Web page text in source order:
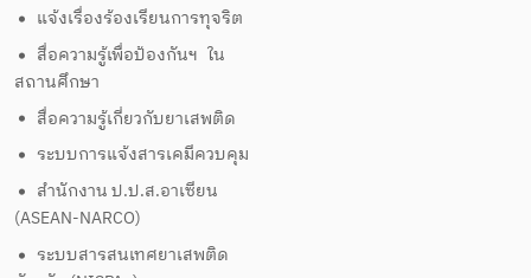
แจ้งเรื่องร้องเรียนการทุจริต
สื่อความรู้เพื่อป้องกันฯ ใน
สถานศึกษา
สื่อความรู้เกี่ยวกับยาเสพติด
ระบบการแจ้งสารเคมีควบคุม
สำนักงาน ป.ป.ส.อาเซียน
(ASEAN-NARCO)
ระบบสารสนเทศยาเสพติด